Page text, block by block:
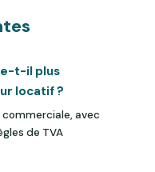
t-il plus
locatif ?
avec
de TVA